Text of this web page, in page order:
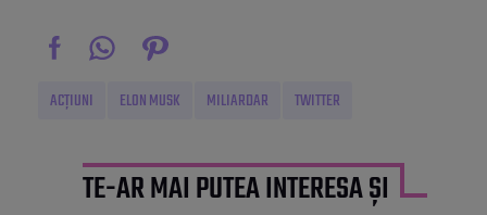
ACȚIUNI ELON MUSK MILIARDAR TWITTER
TE-AR MAI PUTEA INTERESA ȘI